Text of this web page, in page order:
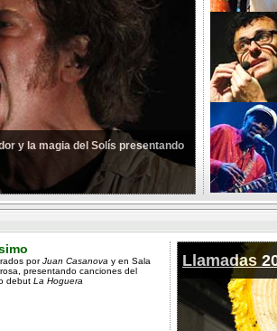
y la magia del Solís presentando
porJuan Casanova y en Sala
presentando canciones del
debut La Hoguera
Llamadas